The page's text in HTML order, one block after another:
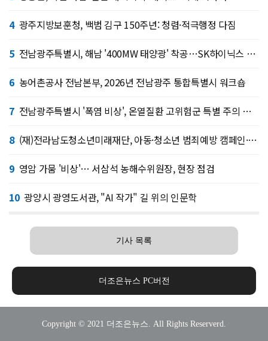
4 광주지방보훈청, 백범 김구 150주년: 청렴·적극행정 다짐
5 전남광주특별시, 해남 '400MW 태양광' 착공…SK하이닉스 공급
6 농어촌공사 전남본부, 2026년 전남광주 통합특별시 워크숍
7 전남광주특별시 '폭염 비상', 온열질환 고위험군 특별 주의 당부
8 (재)전라남도청소년미래재단, 아동·청소년 범죄예방 캠페인·연합 아웃리치
9 영암 가뭄 '비상'… 서삼석 농해수위원장, 현장 점검
10 광양시 광영도서관, "AI 작가" 길 위의 인문학
기사 목록
더조은뉴스 PC버전
Copyright © 2021 더조은뉴스. All Rights Reserverd.